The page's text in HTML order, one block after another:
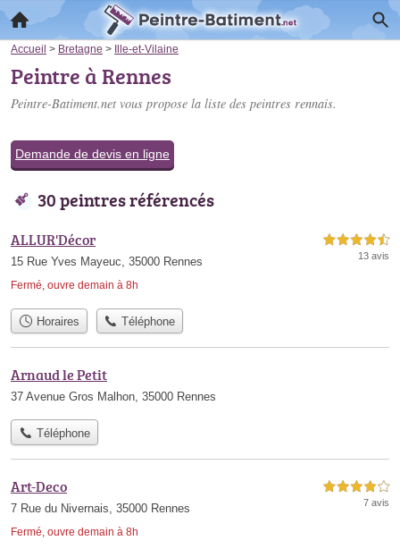
Accueil > Bretagne > Ille-et-Vilaine
Peintre à Rennes
Peintre-Batiment.net vous propose la liste des peintres rennais.
Demande de devis en ligne
30 peintres référencés
ALLUR'Décor
15 Rue Yves Mayeuc, 35000 Rennes
Fermé, ouvre demain à 8h
4,5 étoiles sur 5
13 avis
Horaires Téléphone
Arnaud le Petit
37 Avenue Gros Malhon, 35000 Rennes
Téléphone
Art-Deco
7 Rue du Nivernais, 35000 Rennes
Fermé, ouvre demain à 8h
4,0 étoiles sur 5
7 avis